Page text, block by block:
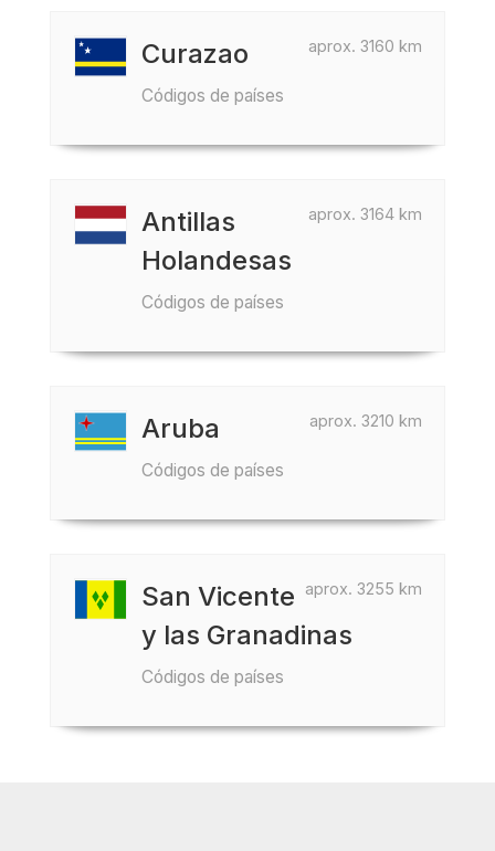
aprox. 3160 km
Curazao
Códigos de países
aprox. 3164 km
Antillas
Holandesas
Códigos de países
aprox. 3210 km
Aruba
Códigos de países
aprox. 3255 km
San Vicente
y las Granadinas
Códigos de países